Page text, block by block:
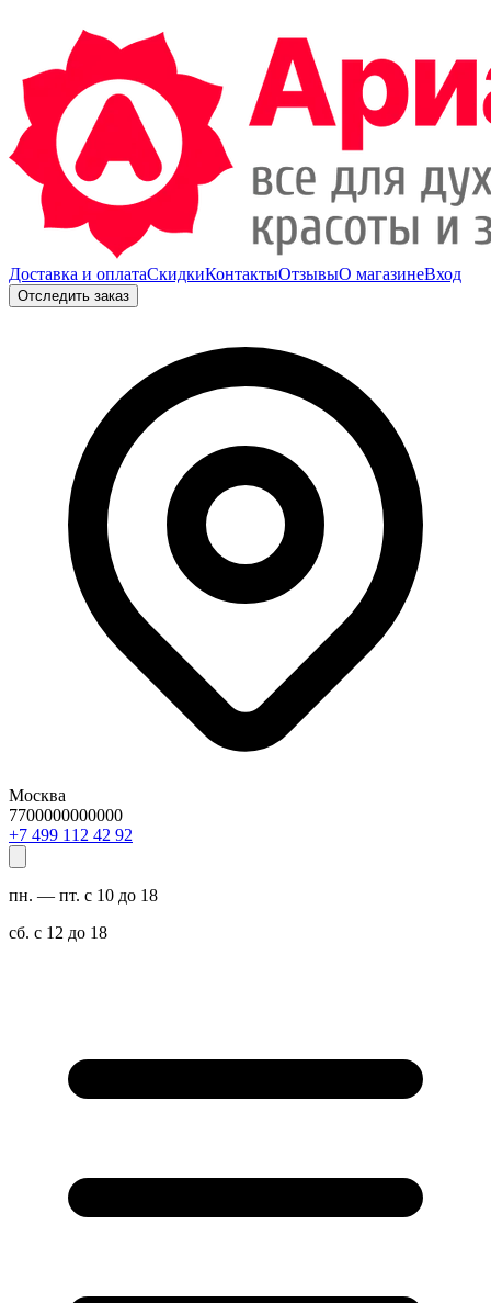
Доставка и оплатаСкидкиКонтактыОтзывыО магазинеВход
Отследить заказ
Москва
7700000000000
29 24 211 994 7+
пн. — пт. с 10 до 18
сб. с 12 до 18